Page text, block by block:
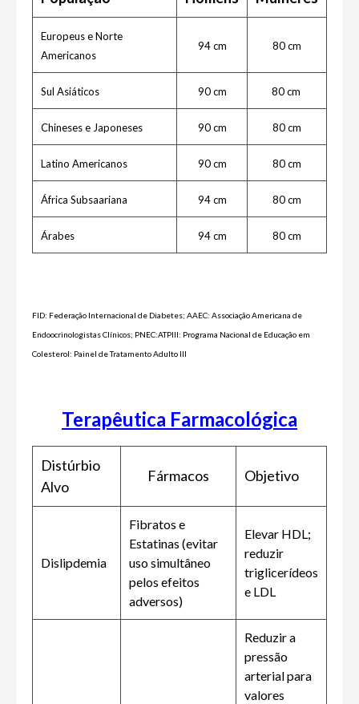
Europeus e Norte
Americanos
94 cm 80 cm
Sul Asiáticos 90 cm 80 cm
Chineses e Japoneses 90 cm 80 cm
Latino Americanos 90 cm 80 cm
África Subsaariana 94 cm 80 cm
Árabes 94 cm 80 cm
FID: Federação Internacional de Diabetes; AAEC: Associação Americana de
Endoocrinologistas Clínicos; PNEC:ATPIII: Programa Nacional de Educação em
Colesterol: Painel de Tratamento Adulto III
Terapêutica Farmacológica
Distúrbio
Alvo
Fármacos Objetivo
Dislipdemia
Fibratos e
Estatinas (evitar
uso simultâneo
pelos efeitos
adversos)
Elevar HDL;
reduzir
triglicerídeos
e LDL
Reduzir a
pressão
arterial para
valores